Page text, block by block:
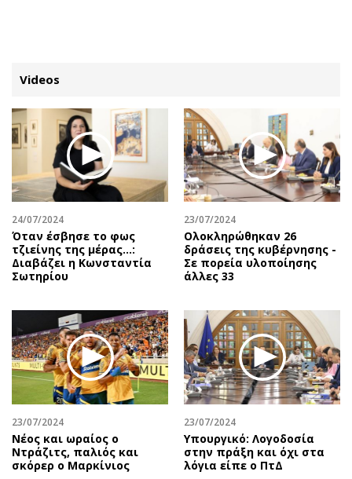
ΚΑΤΗΓΟΡΙΕΣ ΣΥΝΔΕΣΗ
Παιδεία
Υγεία
Πολιτική
Βουλευτικές 2026
Εκλογές 2024
Δημοσκοπήσεις
Διπλωματία
Αθλητισμός
Κύπρος
Διεθνή
Κληρώσεις Allwyn
Απόψεις
Αρθρογραφία
The Hill
Υγεία
Αγγελίες
Ενοικιάζονται
Ζητούν εργασία
Θέσεις εργασίας
Geek
Νέα
Social
Αυτοκίνηση
Videos
24/07/2024
Όταν έσβησε το φως
τζιείνης της μέρας…:
Διαβάζει η Κωνσταντία
Σωτηρίου
23/07/2024
Ολοκληρώθηκαν 26
δράσεις της κυβέρνησης -
Σε πορεία υλοποίησης
άλλες 33
23/07/2024
Νέος και ωραίος ο
Ντράζιτς, παλιός και
σκόρερ ο Μαρκίνιος
23/07/2024
Υπουργικό: Λογοδοσία
στην πράξη και όχι στα
λόγια είπε ο ΠτΔ